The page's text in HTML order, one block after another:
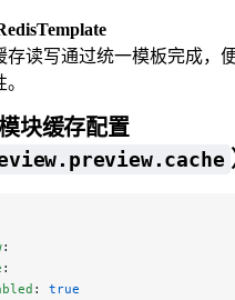
存读写通过统一模板完成，
块缓存配置
:
:
enabled
: true